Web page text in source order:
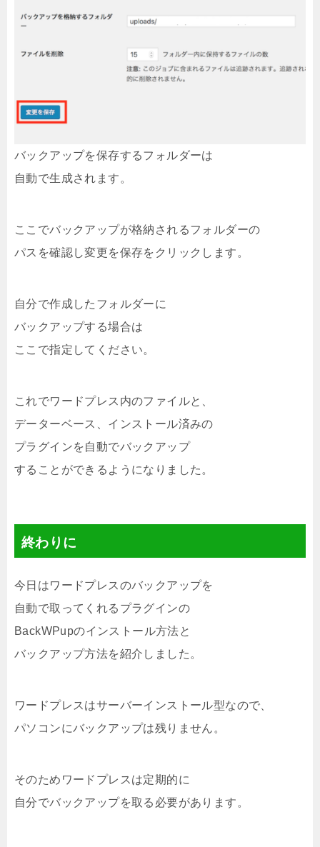
バックアップを保存するフォルダーは
自動で生成されます。
ここでバックアップが格納されるフォルダーの
パスを確認し変更を保存をクリックします。
自分で作成したフォルダーに
バックアップする場合は
ここで指定してください。
これでワードプレス内のファイルと、
データーベース、インストール済みの
プラグインを自動でバックアップ
することができるようになりました。
終わりに
今日はワードプレスのバックアップを
自動で取ってくれるプラグインの
BackWPupのインストール方法と
バックアップ方法を紹介しました。
ワードプレスはサーバーインストール型なので、
パソコンにバックアップは残りません。
そのためワードプレスは定期的に
自分でバックアップを取る必要があります。